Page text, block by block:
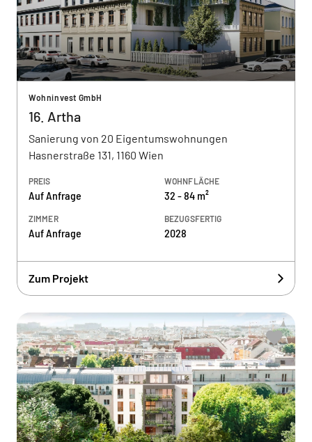
Wohninvest GmbH
16. Artha
Sanierung von 20 Eigentumswohnungen
Hasnerstraße 131, 1160 Wien
PREIS
Auf Anfrage
WOHNFLÄCHE
32 - 84 m²
ZIMMER
Auf Anfrage
BEZUGSFERTIG
2028
Zum Projekt